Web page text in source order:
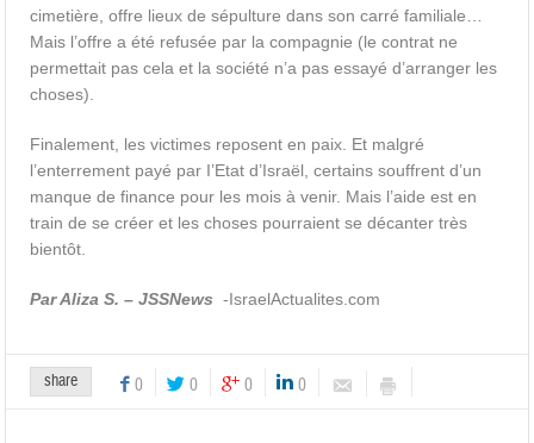
cimetière, offre lieux de sépulture dans son carré familiale…
Mais l’offre a été refusée par la compagnie (le contrat ne
permettait pas cela et la société n’a pas essayé d’arranger les
choses).
Finalement, les victimes reposent en paix. Et malgré
l’enterrement payé par I’Etat d’Israël, certains souffrent d’un
manque de finance pour les mois à venir. Mais l’aide est en
train de se créer et les choses pourraient se décanter très
bientôt.
Par Aliza S. – JSSNews -IsraelActualites.com
share 0 0 0 0